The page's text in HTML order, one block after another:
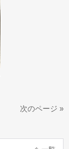
次のページ »